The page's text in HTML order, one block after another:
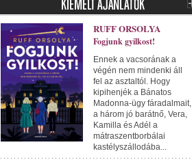
RUFF ORSOLYA
Fogjunk gyilkost!
Ennek a vacsorának a
végén nem mindenki áll
fel az asztaltól. Hogy
kipihenjék a Bánatos
Madonna-ügy fáradalmait,
a három jó barátnő, Vera,
Kamilla és Adél a
mátraszentborbálai
kastélyszállodába...